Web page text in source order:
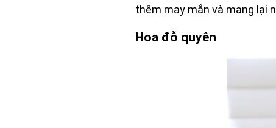
thêm may mắn và mang lại
Hoa đỗ quyên